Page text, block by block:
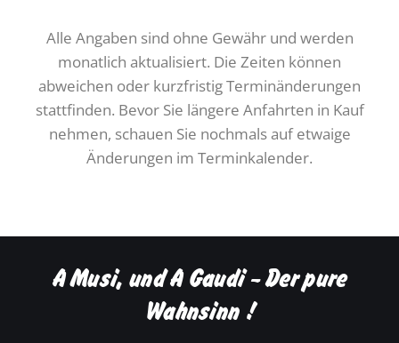
Alle Angaben sind ohne Gewähr und werden
monatlich aktualisiert. Die Zeiten können
abweichen oder kurzfristig Terminänderungen
stattfinden. Bevor Sie längere Anfahrten in Kauf
nehmen, schauen Sie nochmals auf etwaige
Änderungen im Terminkalender.
A Musi, und A Gaudi - Der pure
Wahnsinn !